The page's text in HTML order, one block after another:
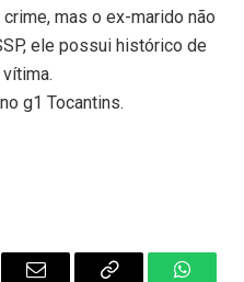
mas o ex-marido não
ele possui histórico de
g1 Tocantins.